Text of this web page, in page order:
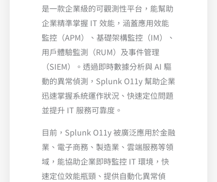
是一款企業級的可觀測性平台，能幫助
企業精準掌握 IT 效能，涵蓋應用效能
監控（APM）、基礎架構監控（IM）、
用戶體驗監測（RUM）及事件管理
（SIEM）。透過即時數據分析與 AI 驅
動的異常偵測，Splunk O11y 幫助企業
迅速掌握系統運作狀況、快速定位問題
並提升 IT 服務可靠度。
目前，Splunk O11y 被廣泛應用於金融
業、電子商務、製造業、雲端服務等領
域，能協助企業即時監控 IT 環境，快
速定位效能瓶頸、提供自動化異常偵